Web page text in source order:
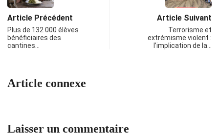
Article Précédent
Plus de 132 000 élèves
bénéficiaires des
cantines…
Article Suivant
Terrorisme et
extrémisme violent :
l’implication de la…
Article connexe
Laisser un commentaire